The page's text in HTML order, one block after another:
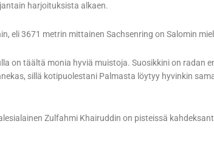
harjoituksista alkaen.
eli 3671 metrin mittainen Sachsenring on Salomin
on täältä monia hyviä muistoja. Suosikkini on radan
sillä kotipuolestani Palmasta löytyy hyvinkin
Zulfahmi Khairuddin on pisteissä